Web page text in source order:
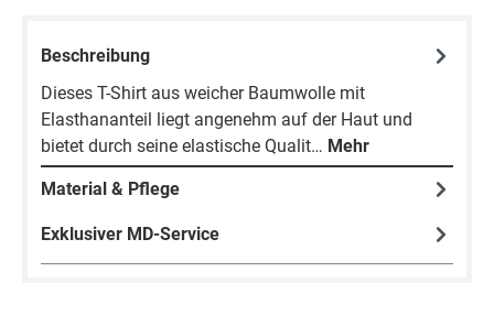
Beschreibung
Dieses T-Shirt aus weicher Baumwolle mit
Elasthananteil liegt angenehm auf der Haut und
bietet durch seine elastische Qualit… Mehr
Material & Pflege
Exklusiver MD-Service